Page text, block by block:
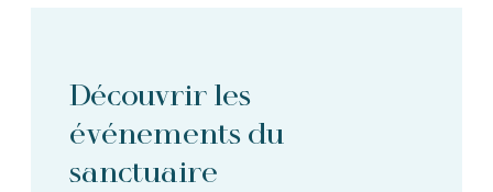
Découvrir les
événements du
sanctuaire